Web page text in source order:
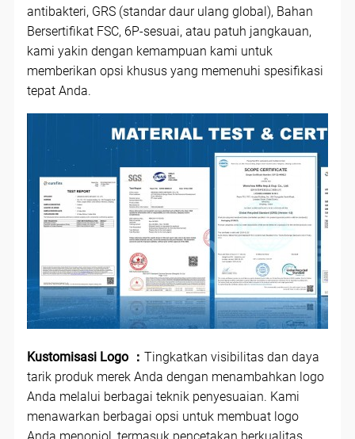
antibakteri, GRS (standar daur ulang global), Bahan
Bersertifikat FSC, 6P-sesuai, atau patuh jangkauan,
kami yakin dengan kemampuan kami untuk
memberikan opsi khusus yang memenuhi spesifikasi
tepat Anda.
Kustomisasi Logo ：Tingkatkan visibilitas dan daya
tarik produk merek Anda dengan menambahkan logo
Anda melalui berbagai teknik penyesuaian. Kami
menawarkan berbagai opsi untuk membuat logo